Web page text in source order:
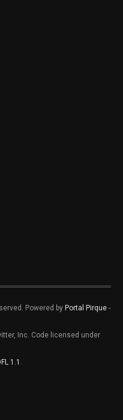
Powered by Portal Pirque -
Inc. Code licensed under
1.1